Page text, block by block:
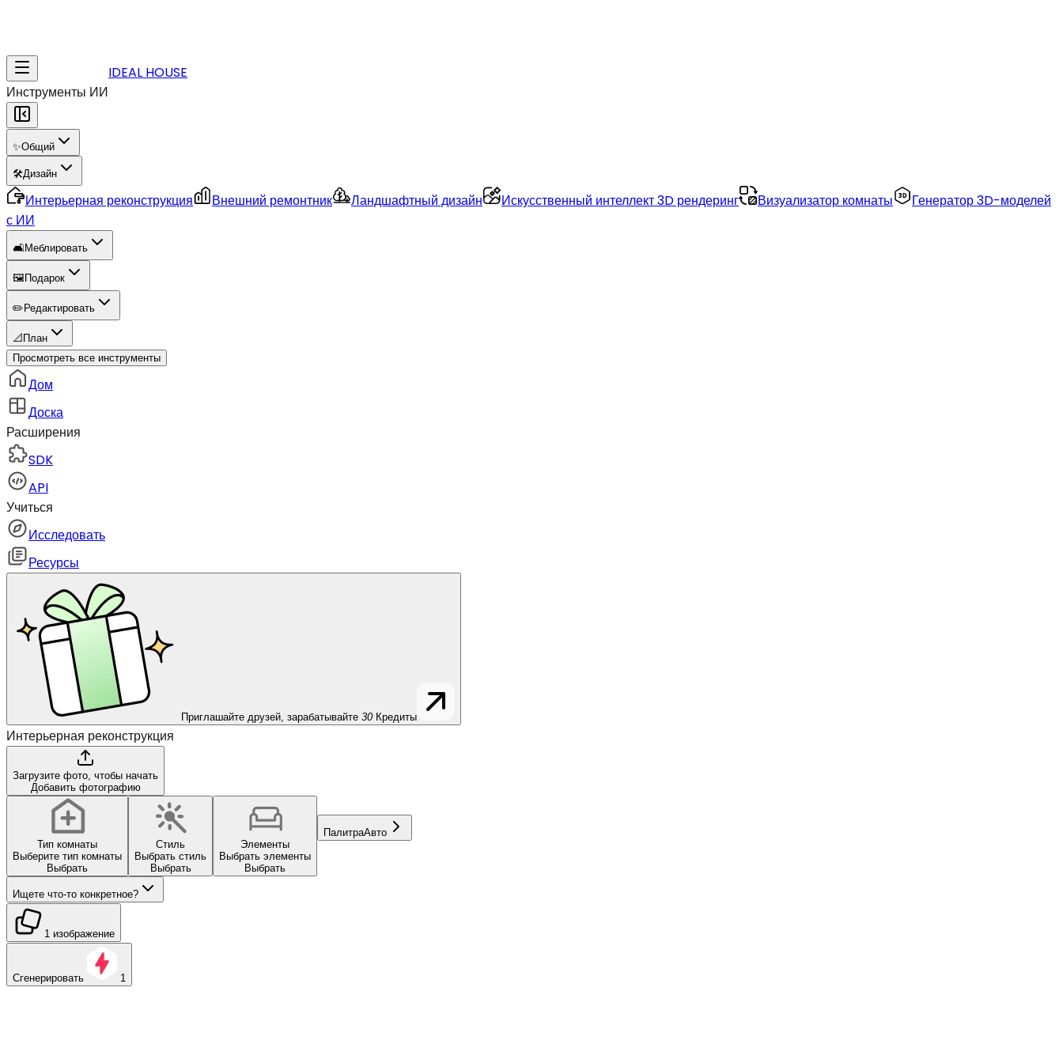
IDEAL HOUSE
Инструменты ИИ
✨Общий
🛠️Дизайн
Интерьерная реконструкция Внешний ремонтник Ландшафтный дизайн Искусственный интеллект 3D рендеринг Визуализатор комнаты
Генератор 3D-моделей
с ИИ
🛋️Меблировать
🖼️ Подарок
✏️ Редактировать
📐 План
Просмотреть все инструменты
Дом
Доска
Расширения
SDK
API
Учиться
Исследовать
Ресурсы
Приглашайте друзей, зарабатывайте 30 Кредиты
Интерьерная реконструкция
Загрузите фото, чтобы начать
Добавить фотографию
Тип комнаты
Выберите тип комнаты
Выбрать
Стиль
Выбрать стиль
Выбрать
Элементы
Выбрать элементы
Выбрать
ПалитраАвто
Ищете что-то конкретное?
1 изображение
Сгенерировать 1